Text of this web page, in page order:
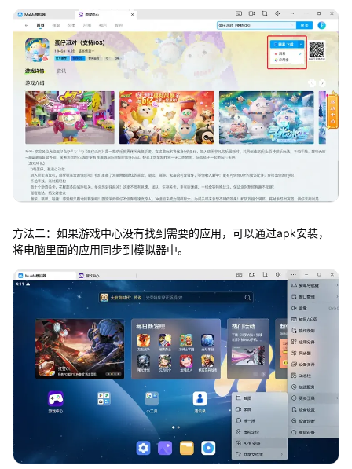
方法二：如果游戏中心没有找到需要的应用，可以通过apk安装，
将电脑里面的应用同步到模拟器中。